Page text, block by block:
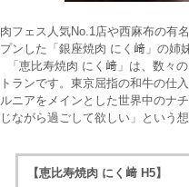
肉フェス人気No.1店や西麻布の有
プンした「銀座焼肉 にく﨑」の姉
「恵比寿焼肉 にく﨑」は、数々
トランです。東京屈指の和牛の仕
ルニアをメインとした世界中のナ
じながら過ごして欲しい」という
【恵比寿焼肉 にく﨑 H5】